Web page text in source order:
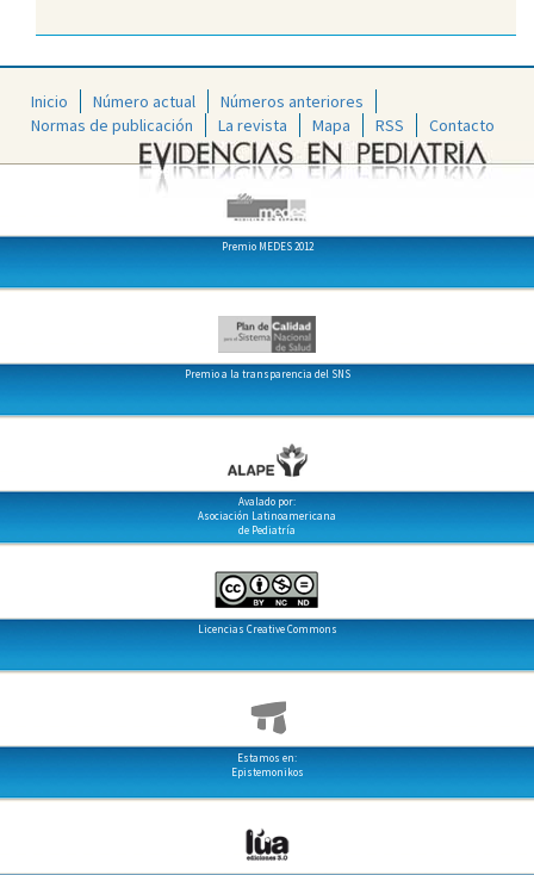
Inicio Número actual
Números anteriores
Normas de publicación
La revista Mapa RSS Contacto
Premio MEDES 2012
Premio a la transparencia del SNS
Avalado por:
Asociación Latinoamericana
de Pediatría
Licencias Creative Commons
Estamos en:
Epistemonikos